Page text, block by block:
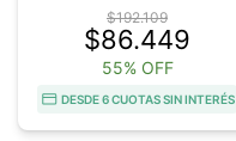
$192.109
$86.449
55% OFF
DESDE 6 CUOTAS SIN INTERÉS